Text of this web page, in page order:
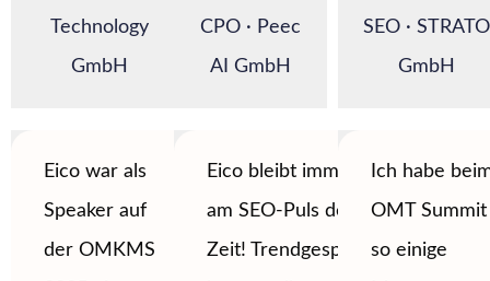
Technology
GmbH
CPO · Peec
AI GmbH
SEO · STRATO
GmbH
Eico war als
Speaker auf
der OMKMS
Eico bleibt immer
am SEO-Puls der
Zeit! Trendgespür,
Ich habe
OMT Summit
so einige